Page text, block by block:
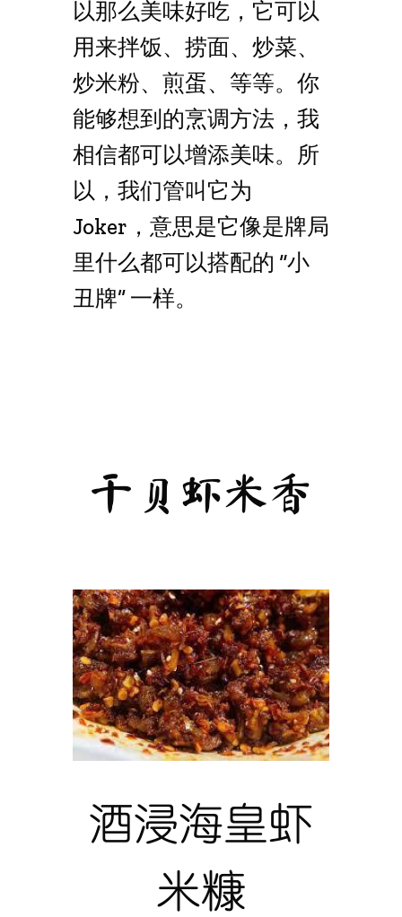
以那么美味好吃，它可以
用来拌饭、捞面、炒菜、
炒米粉、煎蛋、等等。你
能够想到的烹调方法，我
相信都可以增添美味。所
以，我们管叫它为
Joker，意思是它像是牌局
里什么都可以搭配的 “小
丑牌” 一样。
干贝虾米香
酒浸海皇虾
米糠